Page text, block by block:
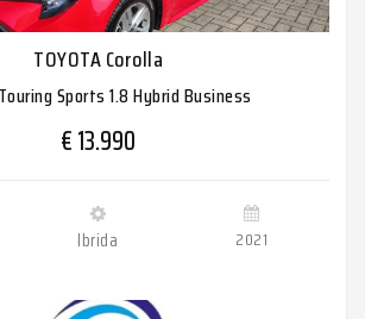
TOYOTA Corolla
Sports 1.8 Hybrid Business
€ 13.990
Ibrida 2021